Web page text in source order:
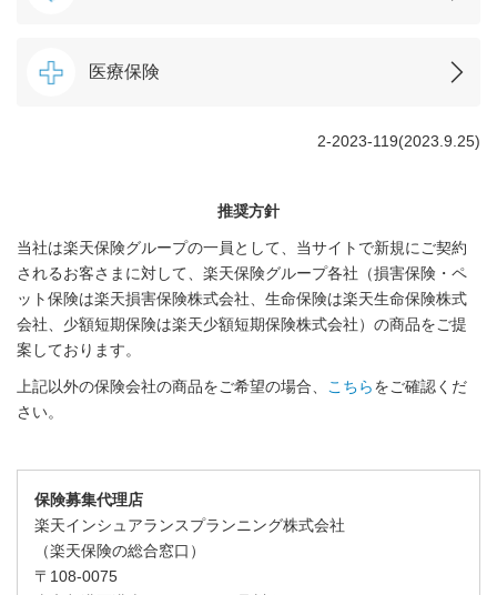
医療保険
2-2023-119(2023.9.25)
推奨方針
当社は楽天保険グループの一員として、当サイトで新規にご契約
されるお客さまに対して、楽天保険グループ各社（損害保険・ペ
ット保険は楽天損害保険株式会社、生命保険は楽天生命保険株式
会社、少額短期保険は楽天少額短期保険株式会社）の商品をご提
案しております。
上記以外の保険会社の商品をご希望の場合、 こちらをご確認くだ
さい。
保険募集代理店
楽天インシュアランスプランニング株式会社
（楽天保険の総合窓口）
〒108-0075